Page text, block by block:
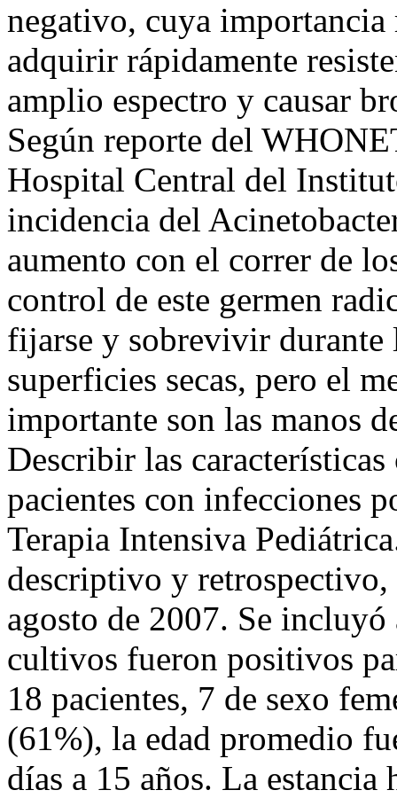
negativo, cuya importancia
adquirir rápidamente
amplio espectro y causar
Según reporte del
Hospital Central del
incidencia del
aumento con el correr de
control de este germen
fijarse y sobrevivir durante
superficies secas, pero el
importante son las manos
Describir las
pacientes con infecciones
Terapia Intensiva
descriptivo y retrospectivo,
agosto de 2007. Se
cultivos fueron positivos
18 pacientes, 7 de sexo
(61%), la edad promedio
días a 15 años. La